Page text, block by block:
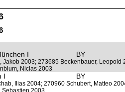
I
BY
Jakob 2003; 273685 Beckenbauer, Leopold
Niclas 2003
I BY
Ilias 2004; 270960 Schubert, Matteo
Sebastien 2003